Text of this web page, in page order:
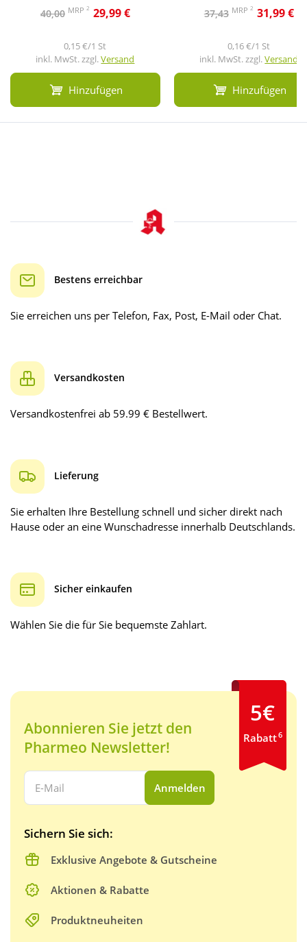
40,00 MRP 2 29,99 €
0,15 €/1 St
inkl. MwSt. zzgl.Versand
Hinzufügen
37,43 MRP 2 31,99 €
0,16 €/1 St
inkl. MwSt. zzgl.Versand
Hinzufügen
Bestens erreichbar
Sie erreichen uns per Telefon, Fax, Post, E-Mail oder Chat.
Versandkosten
Versandkostenfrei ab 59.99 € Bestellwert.
Lieferung
Sie erhalten Ihre Bestellung schnell und sicher direkt nach
Hause oder an eine Wunschadresse innerhalb Deutschlands.
Sicher einkaufen
Wählen Sie die für Sie bequemste Zahlart.
Abonnieren Sie jetzt den
Pharmeo Newsletter!
Ihre E-Mail Adresse:
Anmelden
Sichern Sie sich:
Exklusive Angebote & Gutscheine
Aktionen & Rabatte
Produktneuheiten
5€
Rabatt6